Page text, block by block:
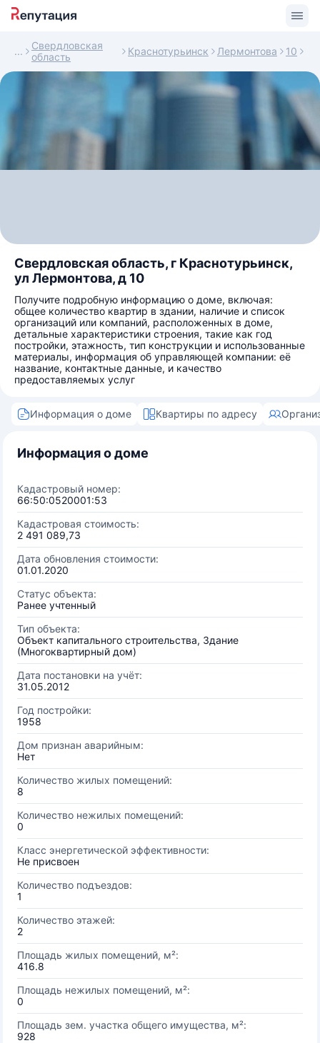
Свердловская
область
Краснотурьинск Лермонтова 10
Свердловская область, г Краснотурьинск,
ул Лермонтова, д 10
Получите подробную информацию о доме, включая:
общее количество квартир в здании, наличие и список
организаций или компаний, расположенных в доме,
детальные характеристики строения, такие как год
постройки, этажность, тип конструкции и использованные
материалы, информация об управляющей компании: её
название, контактные данные, и качество
предоставляемых услуг
Информация о доме Квартиры по адресу
Информация о доме
Кадастровый номер:
66:50:0520001:53
Кадастровая стоимость:
2 491 089,73
Дата обновления стоимости:
01.01.2020
Статус объекта:
Ранее учтенный
Тип объекта:
Объект капитального строительства, Здание
(Многоквартирный дом)
Дата постановки на учёт:
31.05.2012
Год постройки:
1958
Дом признан аварийным:
Нет
Количество жилых помещений:
8
Количество нежилых помещений:
0
Класс энергетической эффективности:
Не присвоен
Количество подъездов:
1
Количество этажей:
2
Площадь жилых помещений, м²:
416.8
Площадь нежилых помещений, м²:
0
Площадь зем. участка общего имущества, м²:
928